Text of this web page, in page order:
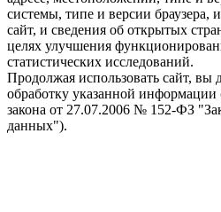
системы, типе и версии браузера,
сайт, и сведения об открытых
целях улучшения
статистических исследований.
Продолжая использовать сайт, вы
обработку указанной информации
закона от 27.07.2006 № 152-ФЗ
данных").